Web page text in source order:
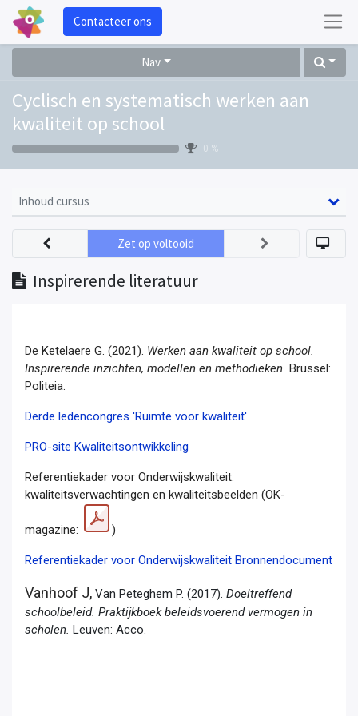
Contacteer ons
Nav
Cyclisch en systematisch werken aan
kwaliteit op school
0 %
Inhoud cursus
Inspirerende literatuur
Zet op voltooid
De Ketelaere G. (2021). Werken aan kwaliteit op school.
Inspirerende inzichten, modellen en methodieken. Brussel:
Politeia.
Derde ledencongres 'Ruimte voor kwaliteit'
PRO-site Kwaliteitsontwikkeling
Referentiekader voor Onderwijskwaliteit:
kwaliteitsverwachtingen en kwaliteitsbeelden (OK-
magazine: )
Referentiekader voor Onderwijskwaliteit Bronnendocument
Vanhoof J, Van Peteghem P. (2017). Doeltreffend
schoolbeleid. Praktijkboek beleidsvoerend vermogen in
scholen. Leuven: Acco.